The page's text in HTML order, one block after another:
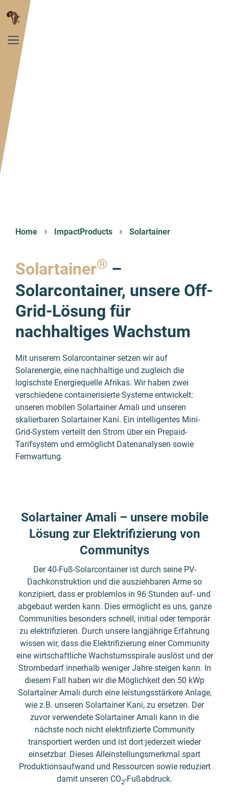
Home ImpactProducts Solartainer
Solartainer® –
Solarcontainer, unsere Off-
Grid-Lösung für
nachhaltiges Wachstum
Mit unserem Solarcontainer setzen wir auf
Solarenergie, eine nachhaltige und zugleich die
logischste Energiequelle Afrikas. Wir haben zwei
verschiedene containerisierte Systeme entwickelt:
unseren mobilen Solartainer Amali und unseren
skalierbaren Solartainer Kani. Ein intelligentes Mini-
Grid-System verteilt den Strom über ein Prepaid-
Tarifsystem und ermöglicht Datenanalysen sowie
Fernwartung.
Solartainer Amali – unsere mobile
Lösung zur Elektrifizierung von
Communitys
Der 40-Fuß-Solarcontainer ist durch seine PV-
Dachkonstruktion und die ausziehbaren Arme so
konzipiert, dass er problemlos in 96 Stunden auf- und
abgebaut werden kann. Dies ermöglicht es uns, ganze
Communities besonders schnell, initial oder temporär
zu elektrifizieren. Durch unsere langjährige Erfahrung
wissen wir, dass die Elektrifizierung einer Community
eine wirtschaftliche Wachstumsspirale auslöst und der
Strombedarf innerhalb weniger Jahre steigen kann. In
diesem Fall haben wir die Möglichkeit den 50 kWp
Solartainer Amali durch eine leistungsstärkere Anlage,
wie z.B. unseren Solartainer Kani, zu ersetzen. Der
zuvor verwendete Solartainer Amali kann in die
nächste noch nicht elektrifizierte Community
transportiert werden und ist dort jederzeit wieder
einsetzbar. Dieses Alleinstellungsmerkmal spart
Produktionsaufwand und Ressourcen sowie reduziert
damit unseren CO2-Fußabdruck.